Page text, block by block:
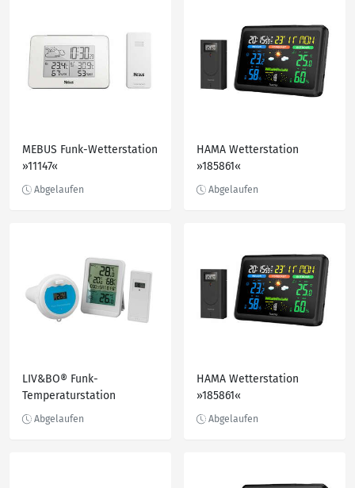
MEBUS Funk-Wetterstation
»11147«
HAMA Wetterstation
»185861«
LIV&BO® Funk-
Temperaturstation
HAMA Wetterstation
»185861«